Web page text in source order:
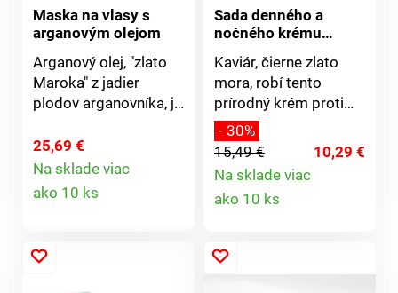
stravy.
Maska na vlasy s
arganovým olejom
Arganový olej, "zlato
Maroka" z jadier
plodov arganovníka, je
mastné kyseliny,
vitamín E, antioxidanty
a ceramid A2. Veľmi
končekov. Vlasy sú
hebké, lesklé a ľahšie
25,69 €
Na sklade viac
ako 10 ks
Sada denného a
nočného krému
Kaviár, čierne zlato
mora, robí tento
prírodný krém proti
vráskam veľmi
cenným a účinným.
Vyživuje, ošetruje a
obnovuje pleť zvnútra.
Vrásky pôsobia ako
sviežejšia a
odpočinutejšia.
- 30%
15,49 €
10,29 €
Na sklade viac
ako 10 ks